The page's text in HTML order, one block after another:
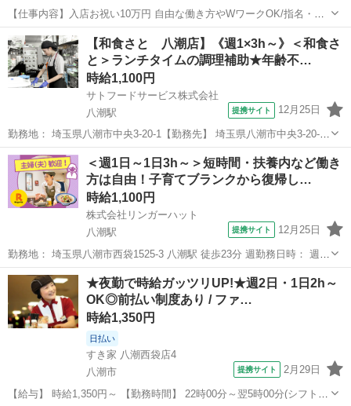
【仕事内容】入店お祝い10万円 自由な働き方やWワークOK/指名・歩
合で高収入も実現! <募集職種> エステティシャン <仕事内容> <私たち
の想い> 私たちが目指すのは、その場かぎりではない「疲れにくい体
づくり」。 独自技術『ウ...
アルバイト・パート
【和食さと 八潮店】《週1×3h～》＜和食さ
と＞ランチタイムの調理補助★年齢不…
時給1,100円
サトフードサービス株式会社
八潮駅
提携サイト 12月25日
勤務地： 埼玉県八潮市中央3-20-1【勤務先】 埼玉県八潮市中央3-20-1
和食さと 八潮店 【アクセス】 八潮駅より徒歩26分 八潮駅 徒歩26分
週勤務日時： 週1日~ 10:00〜13:00／10:00〜1...
埼玉 八潮市 八潮駅 レストラン
＜週1日～1日3h～＞短時間・扶養内など働き
方は自由！子育てブランクから復帰し…
時給1,100円
株式会社リンガーハット
八潮駅
提携サイト 12月25日
勤務地： 埼玉県八潮市西袋1525-3 八潮駅 徒歩23分 週勤務日時： 週1
日~ 10:00〜13:00／10:00〜14:00／09:00〜14:00／09:00〜15:00／
10:00〜15:00 雇用形態： パ...
埼玉 八潮市 八潮駅 レストラン
★夜勤で時給ガッツリUP!★週2日・1日2h～
OK◎前払い制度あり / ファ…
時給1,350円
日払い
すき家 八潮西袋店4
八潮市
提携サイト 2月29日
【給与】 時給1,350円～ 【勤務時間】 22時00分～翌5時00分(シフト